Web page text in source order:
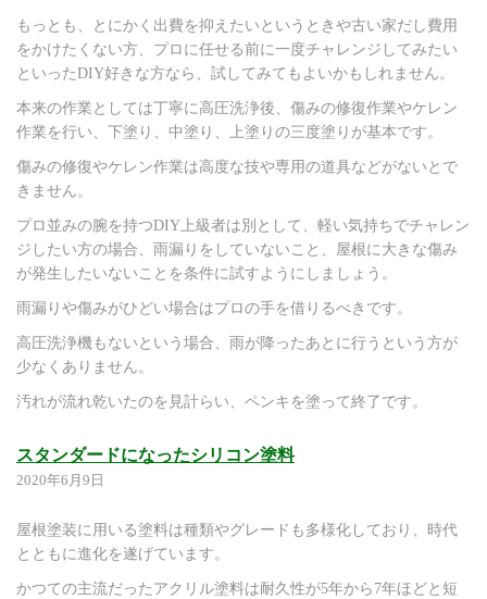
もっとも、とにかく出費を抑えたいというときや古い家だし費用
をかけたくない方、プロに任せる前に一度チャレンジしてみたい
といったDIY好きな方なら、試してみてもよいかもしれません。
本来の作業としては丁寧に高圧洗浄後、傷みの修復作業やケレン
作業を行い、下塗り、中塗り、上塗りの三度塗りが基本です。
傷みの修復やケレン作業は高度な技や専用の道具などがないとで
きません。
プロ並みの腕を持つDIY上級者は別として、軽い気持ちでチャレン
ジしたい方の場合、雨漏りをしていないこと、屋根に大きな傷み
が発生したいないことを条件に試すようにしましょう。
雨漏りや傷みがひどい場合はプロの手を借りるべきです。
高圧洗浄機もないという場合、雨が降ったあとに行うという方が
少なくありません。
汚れが流れ乾いたのを見計らい、ペンキを塗って終了です。
スタンダードになったシリコン塗料
2020年6月9日
屋根塗装に用いる塗料は種類やグレードも多様化しており、時代
とともに進化を遂げています。
かつての主流だったアクリル塗料は耐久性が5年から7年ほどと短